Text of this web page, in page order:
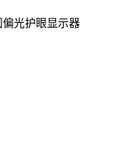
光护眼显示器